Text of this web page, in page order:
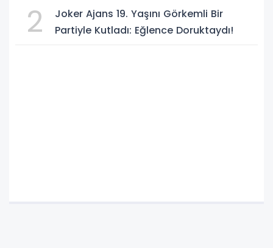
2
Joker Ajans 19. Yaşını Görkemli Bir
Partiyle Kutladı: Eğlence Doruktaydı!